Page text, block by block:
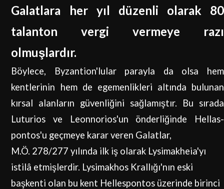
Galatlara her yıl düzenli olarak 80
talanton vergi vermeye razı
olmuşlardır.
Böylece, Byzantion'lular parayla da olsa hem
kentlerinin hem de egemenlikleri altında bulunan
kırsal alanların güvenliğini sağlamıştır. Bu sırada
Luturios ve Leonnorios'un önderliğinde Hellas-
pontos'u geçmeye karar veren Galatlar,
M.Ö. 278/277 yılında ilk iş olarak Lysimakheia'yı
istilâ etmişlerdir. Lysimakhos Krallığı'nın eski
başkenti olan bu kent Hellespontos üzerinde birinci